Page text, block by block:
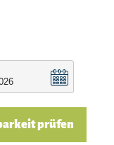
erhalten, wie
im Winkl, im
Ostufer und
prüfen